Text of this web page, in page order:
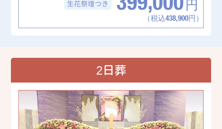
生花祭壇つき 399,000 円
（税込438,900円）
2日葬